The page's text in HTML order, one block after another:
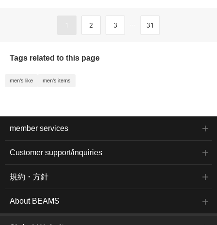
1 2 3 ... 31
Tags related to this page
men's like men's items
member services
Customer support/inquiries
規約・方針
About BEAMS